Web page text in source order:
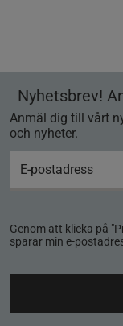
Nyhetsbrev!
Anmäl dig till vårt
och nyheter.
Genom att klicka på
sparar min e-